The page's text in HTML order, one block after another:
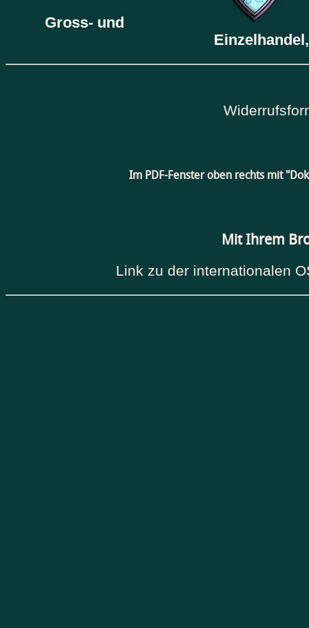
Gross- und
Im PDF-Fenster oben rechts mit
Mit Ihrem
Link zu der internationalen